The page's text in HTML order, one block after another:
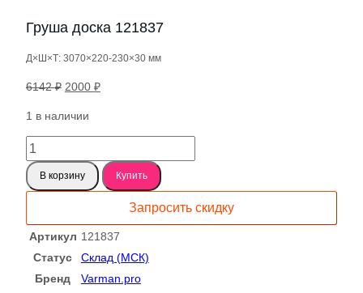
Груша доска 121837
Д×Ш×Т: 3070×220-230×30 мм
6142₽ Первоначальная
составляла
6142 ₽.
2000 ₽Текущая
1 в наличии
Количество
товара
Груша
доска
В корзину Купить
Запросить скидку
Артикул 121837
Статус
Склад (МСК)
Бренд
Varman.pro